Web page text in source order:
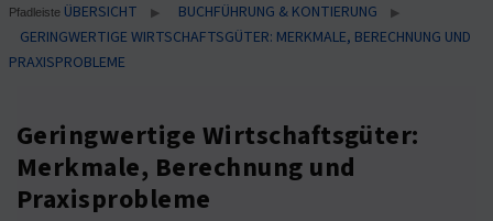
Pfadleiste ÜBERSICHT ▶ BUCHFÜHRUNG & KONTIERUNG ▶
GERINGWERTIGE WIRTSCHAFTSGÜTER: MERKMALE, BERECHNUNG UND
PRAXISPROBLEME
Geringwertige Wirtschaftsgüter:
Merkmale, Berechnung und
Praxisprobleme